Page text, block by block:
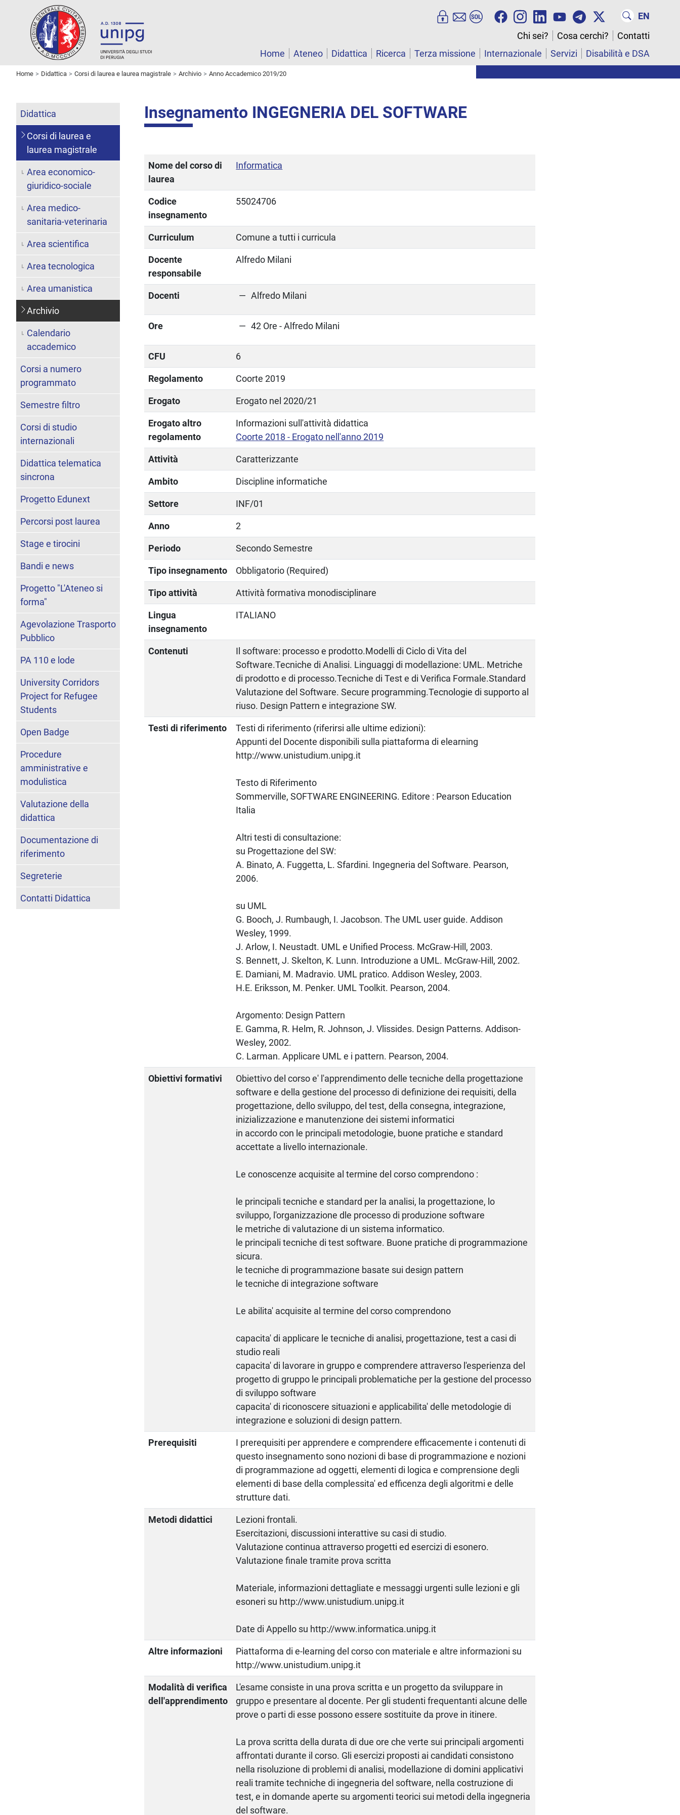
EN
Chi sei?
Cosa cerchi?
Contatti
Home
Ateneo Didattica Ricerca Terza missione Internazionale Servizi Disabilità e DSA
Home Didattica Corsi di laurea e laurea magistrale Archivio Anno Accademico 2019/20
Insegnamento INGEGNERIA DEL SOFTWARE
Nome del corso di
laurea
Informatica
Codice
insegnamento
55024706
Curriculum Comune a tutti i curricula
Docente
responsabile
Alfredo Milani
Docenti Alfredo Milani
Ore 42 Ore - Alfredo Milani
CFU 6
Regolamento Coorte 2019
Erogato Erogato nel 2020/21
Erogato altro
regolamento
Informazioni sull'attività didattica
Coorte 2018 - Erogato nell'anno 2019
Attività Caratterizzante
Ambito Discipline informatiche
Settore INF/01
Anno 2
Periodo Secondo Semestre
Tipo insegnamento Obbligatorio (Required)
Tipo attività Attività formativa monodisciplinare
Lingua
insegnamento
ITALIANO
Contenuti
Il software: processo e prodotto.Modelli di Ciclo di Vita del
Software.Tecniche di Analisi. Linguaggi di modellazione: UML. Metriche
di prodotto e di processo.Tecniche di Test e di Verifica Formale.Standard
Valutazione del Software. Secure programming.Tecnologie di supporto al
riuso. Design Pattern e integrazione SW.
Testi di riferimento
Testi di riferimento (riferirsi alle ultime edizioni):
Appunti del Docente disponibili sulla piattaforma di elearning
http://www.unistudium.unipg.it
Testo di Riferimento
Sommerville, SOFTWARE ENGINEERING. Editore : Pearson Education
Italia
Altri testi di consultazione:
su Progettazione del SW:
A. Binato, A. Fuggetta, L. Sfardini. Ingegneria del Software. Pearson,
2006.
su UML
G. Booch, J. Rumbaugh, I. Jacobson. The UML user guide. Addison
Wesley, 1999.
J. Arlow, I. Neustadt. UML e Unified Process. McGraw-Hill, 2003.
S. Bennett, J. Skelton, K. Lunn. Introduzione a UML. McGraw-Hill, 2002.
E. Damiani, M. Madravio. UML pratico. Addison Wesley, 2003.
H.E. Eriksson, M. Penker. UML Toolkit. Pearson, 2004.
Argomento: Design Pattern
E. Gamma, R. Helm, R. Johnson, J. Vlissides. Design Patterns. Addison-
Wesley, 2002.
C. Larman. Applicare UML e i pattern. Pearson, 2004.
Obiettivi formativi
Obiettivo del corso e' l'apprendimento delle tecniche della progettazione
software e della gestione del processo di definizione dei requisiti, della
progettazione, dello sviluppo, del test, della consegna, integrazione,
inizializzazione e manutenzione dei sistemi informatici
in accordo con le principali metodologie, buone pratiche e standard
accettate a livello internazionale.
Le conoscenze acquisite al termine del corso comprendono :
le principali tecniche e standard per la analisi, la progettazione, lo
sviluppo, l'organizzazione dle processo di produzione software
le metriche di valutazione di un sistema informatico.
le principali tecniche di test software. Buone pratiche di programmazione
sicura.
le tecniche di programmazione basate sui design pattern
le tecniche di integrazione software
Le abilita' acquisite al termine del corso comprendono
capacita' di applicare le tecniche di analisi, progettazione, test a casi di
studio reali
capacita' di lavorare in gruppo e comprendere attraverso l'esperienza del
progetto di gruppo le principali problematiche per la gestione del processo
di sviluppo software
capacita' di riconoscere situazioni e applicabilita' delle metodologie di
integrazione e soluzioni di design pattern.
Prerequisiti
I prerequisiti per apprendere e comprendere efficacemente i contenuti di
questo insegnamento sono nozioni di base di programmazione e nozioni
di programmazione ad oggetti, elementi di logica e comprensione degli
elementi di base della complessita' ed efficenza degli algoritmi e delle
strutture dati.
Metodi didattici
Lezioni frontali.
Esercitazioni, discussioni interattive su casi di studio.
Valutazione continua attraverso progetti ed esercizi di esonero.
Valutazione finale tramite prova scritta
Materiale, informazioni dettagliate e messaggi urgenti sulle lezioni e gli
esoneri su http://www.unistudium.unipg.it
Date di Appello su http://www.informatica.unipg.it
Altre informazioni
Piattaforma di e-learning del corso con materiale e altre informazioni su
http://www.unistudium.unipg.it
Modalità di verifica
dell'apprendimento
L'esame consiste in una prova scritta e un progetto da sviluppare in
gruppo e presentare al docente. Per gli studenti frequentanti alcune delle
prove o parti di esse possono essere sostituite da prove in itinere.
La prova scritta della durata di due ore che verte sui principali argomenti
affrontati durante il corso. Gli esercizi proposti ai candidati consistono
nella risoluzione di problemi di analisi, modellazione di domini applicativi
reali tramite techniche di ingegneria del software, nella costruzione di
test, e in domande aperte su argomenti teorici sui metodi della ingegneria
del software.
Didattica
Corsi di laurea e
laurea magistrale
Area economico-
giuridico-sociale
Area medico-
sanitaria-veterinaria
Area scientifica
Area tecnologica
Area umanistica
Archivio
Calendario
accademico
Corsi a numero
programmato
Semestre filtro
Corsi di studio
internazionali
Didattica telematica
sincrona
Progetto Edunext
Percorsi post laurea
Stage e tirocini
Bandi e news
Progetto "L'Ateneo si
forma"
Agevolazione Trasporto
Pubblico
PA 110 e lode
University Corridors
Project for Refugee
Students
Open Badge
Procedure
amministrative e
modulistica
Valutazione della
didattica
Documentazione di
riferimento
Segreterie
Contatti Didattica